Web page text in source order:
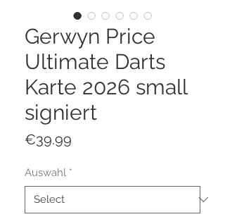
Gerwyn Price
Ultimate Darts
Karte 2026 small
signiert
€39.99
Auswahl *